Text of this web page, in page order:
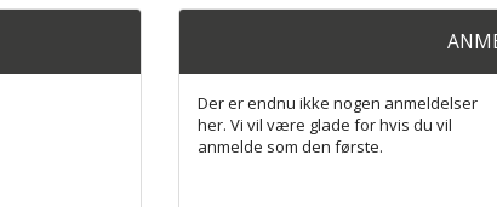
Der er endnu ikke nogen anmeldelser
her. Vi vil være glade for hvis du vil
anmelde som den første.